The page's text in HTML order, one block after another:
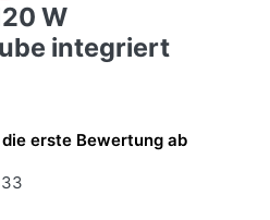
W
integriert
die erste Bewertung ab